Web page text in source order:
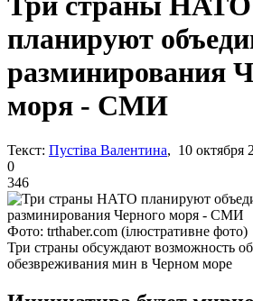
планируют
разминирования
моря - СМИ
Текст: Пустіва Валентина, 10 октября
0
346
Фото: trthaber.com (ілюстративне фото)
Три страны обсуждают возможность
обезвреживания мин в Черном море